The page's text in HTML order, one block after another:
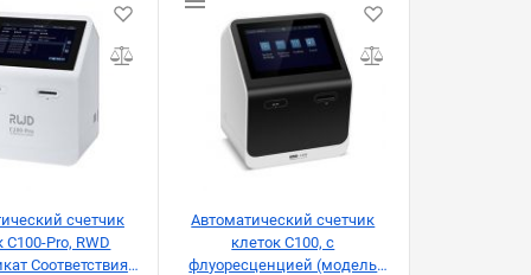
счетчик
C100-Pro, RWD
Соответствия
Автоматический счетчик
клеток C100, с
флуоресценцией (модель